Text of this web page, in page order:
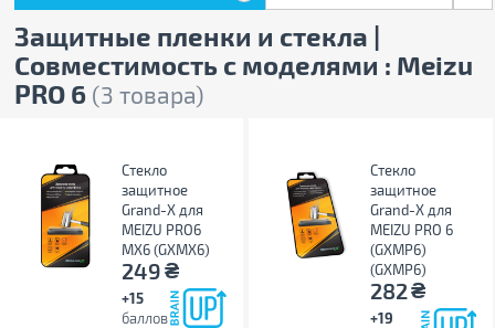
Защитные пленки и стекла |
Совместимость с моделями : Meizu
PRO 6 (3 товара)
Стекло
защитное
Grand-X для
MEIZU PRO6
MX6 (GXMX6)
249₴
+15
баллов
Стекло
защитное
Grand-X для
MEIZU PRO 6
(GXMP6)
(GXMP6)
282₴
+19